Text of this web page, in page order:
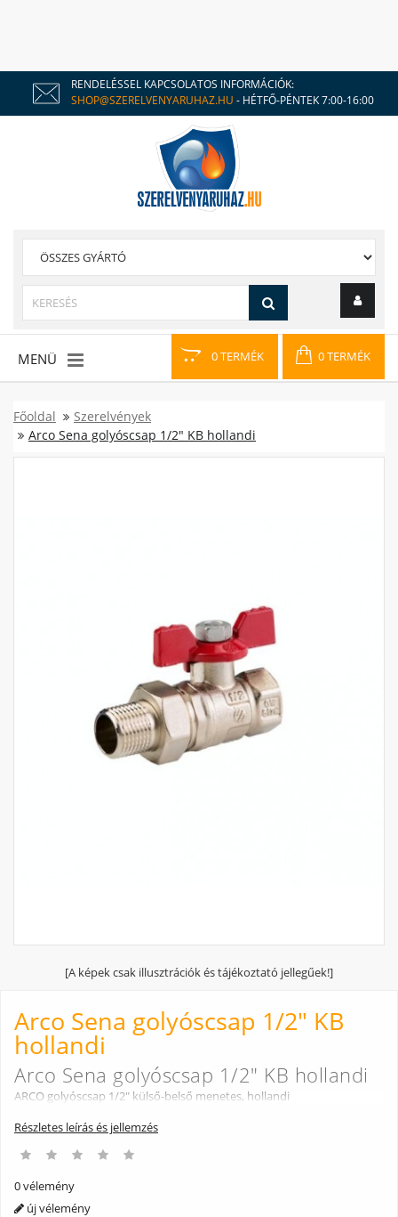
RENDELÉSSEL KAPCSOLATOS INFORMÁCIÓK:
SHOP@SZERELVENYARUHAZ.HU - HÉTFŐ-PÉNTEK 7:00-16:00
0 TERMÉK 0 TERMÉK
MENÜ
Főoldal
Szerelvények
Arco Sena golyóscsap 1/2" KB hollandi
[A képek csak illusztrációk és tájékoztató jellegűek!]
Arco Sena golyóscsap 1/2" KB
hollandi
Arco Sena golyóscsap 1/2" KB hollandi
ARCO golyóscsap 1/2" külső-belső menetes, hollandi
Részletes leírás és jellemzés
0 vélemény
új vélemény